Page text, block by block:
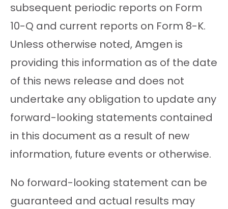
subsequent periodic reports on Form
10-Q and current reports on Form 8-K.
Unless otherwise noted, Amgen is
providing this information as of the date
of this news release and does not
undertake any obligation to update any
forward-looking statements contained
in this document as a result of new
information, future events or otherwise.
No forward-looking statement can be
guaranteed and actual results may